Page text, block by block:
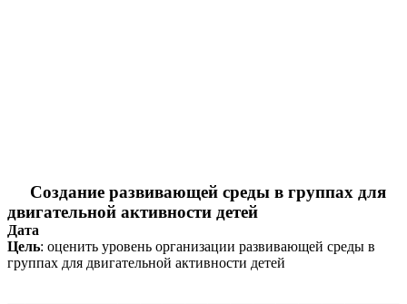
Создание развивающей среды в группах для
двигательной активности детей
Дата
Цель: оценить уровень организации развивающей среды в
группах для двигательной активности детей